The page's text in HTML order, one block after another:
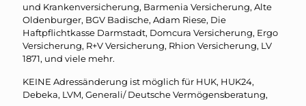
und Krankenversicherung, Barmenia Versicherung, Alte
Oldenburger, BGV Badische, Adam Riese, Die
Haftpflichtkasse Darmstadt, Domcura Versicherung, Ergo
Versicherung, R+V Versicherung, Rhion Versicherung, LV
1871, und viele mehr.
KEINE Adressänderung ist möglich für HUK, HUK24,
Debeka, LVM, Generali/ Deutsche Vermögensberatung,